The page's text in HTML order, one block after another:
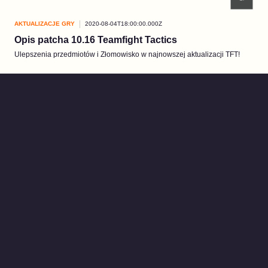
AKTUALIZACJE GRY 2020-08-04T18:00:00.000Z
Opis patcha 10.16 Teamfight Tactics
Ulepszenia przedmiotów i Złomowisko w najnowszej aktualizacji TFT!